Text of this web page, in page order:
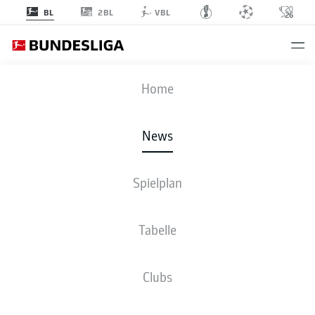
BL 2BL VBL
Home
News
Spielplan
Tabelle
Clubs
Dan-Axel Zagadou bleibt für den VfB Stuttgart am Ball